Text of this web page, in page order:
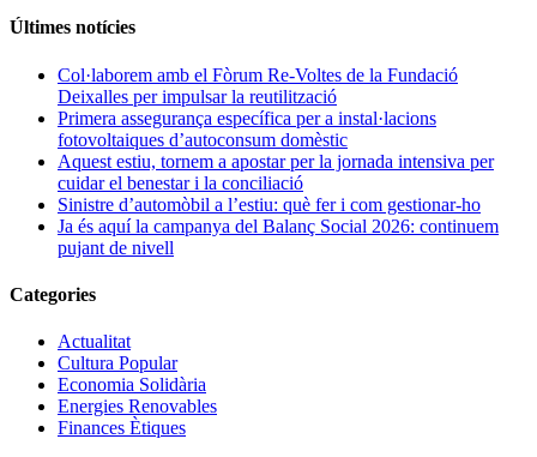
Últimes notícies
Col·laborem amb el Fòrum Re-Voltes de la Fundació
Deixalles per impulsar la reutilització
Primera assegurança específica per a instal·lacions
fotovoltaiques d’autoconsum domèstic
Aquest estiu, tornem a apostar per la jornada intensiva per
cuidar el benestar i la conciliació
Sinistre d’automòbil a l’estiu: què fer i com gestionar-ho
Ja és aquí la campanya del Balanç Social 2026: continuem
pujant de nivell
Categories
Actualitat
Cultura Popular
Economia Solidària
Energies Renovables
Finances Ètiques